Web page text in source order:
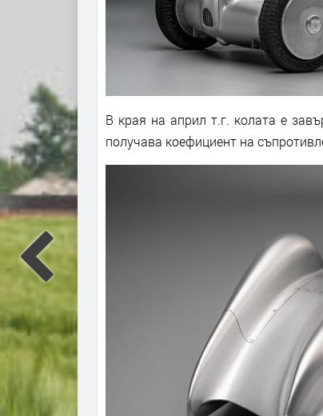
В края на април т.г. колата е
получава коефициент на